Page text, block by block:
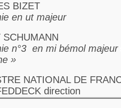
BIZET
en ut majeur
SCHUMANN
n°3 en mi bémol majeur
»
NATIONAL DE
direction